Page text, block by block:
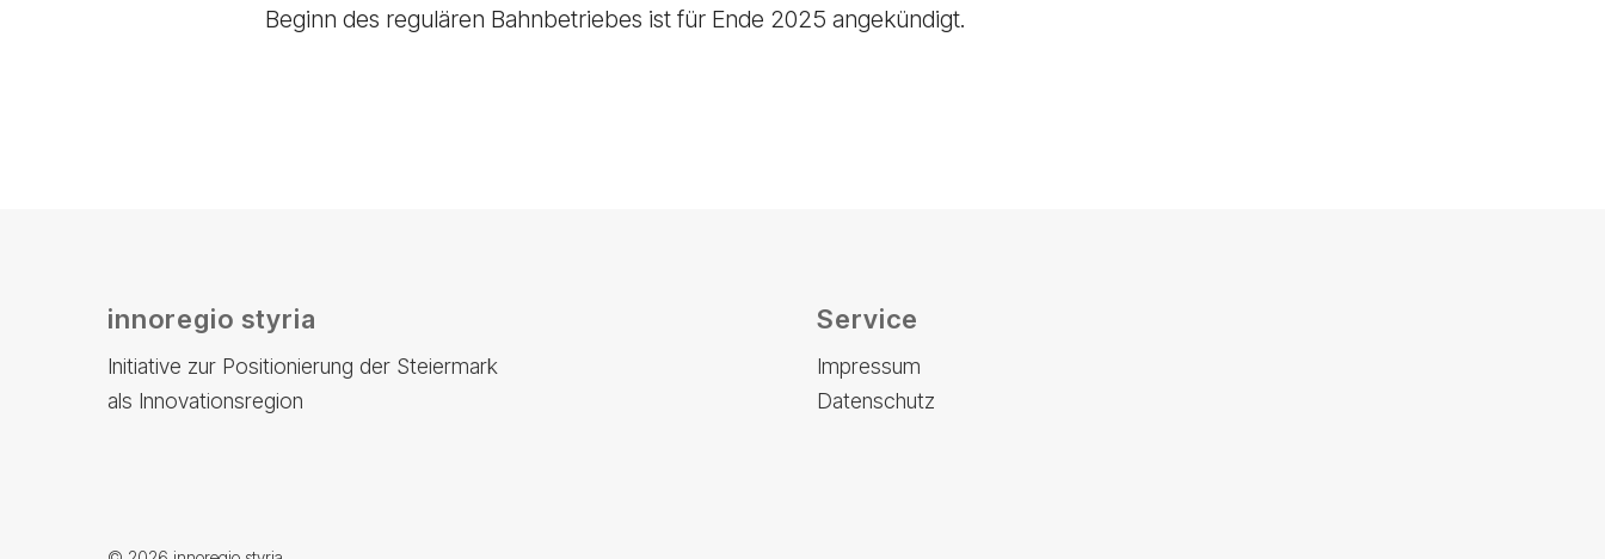
Beginn des regulären Bahnbetriebes ist für Ende 2025 angekündigt.
innoregio styria
Initiative zur Positionierung der Steiermark
als Innovationsregion
Service
Impressum
Datenschutz